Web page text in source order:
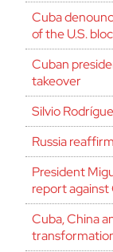
Cuba
of the U.S.
Cuban
takeover
Silvio
Russia
President
report against
Cuba, China